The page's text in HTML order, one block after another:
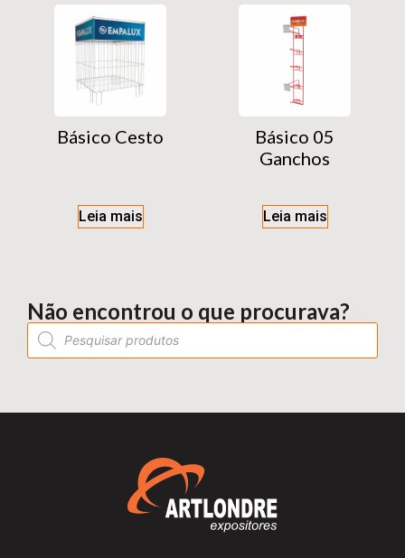
Básico Cesto
Leia mais
Básico 05
Ganchos
Leia mais
Não encontrou o que procurava?